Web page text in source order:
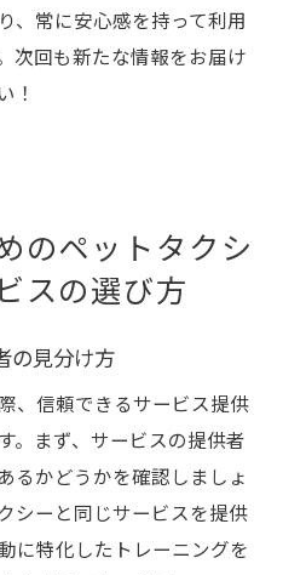
、常に安心感を持って利用
次回も新たな情報をお届け
！
のペットタクシ
スの選び方
の見分け方
、信頼できるサービス提供
。まず、サービスの提供者
るかどうかを確認しましょ
シーと同じサービスを提供
に特化したトレーニングを